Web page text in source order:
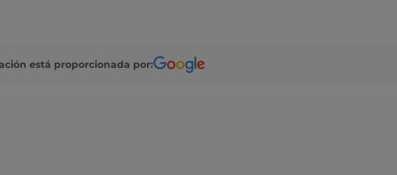
es uno de los pocos del mundo que sabe acoger no solo a personas
e invidentes, sino también a personas con discapacidad intelectual.
está proporcionada por: